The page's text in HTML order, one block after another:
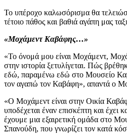
Το υπέροχο καλωσόρισμα θα
τέτοιο πάθος και βαθιά αγάπη μας
«Μοχάμεντ Καβάφης…»
«Το όνομά μου είναι Μοχάμεντ,
στην ιστορία ξετυλίγεται. Πώς
εδώ, παραμένω εδώ στο Μουσείο
τον αγαπώ τον Καβάφη», απαντά ο
«Ο Μοχάμεντ είναι στην Οικία
υποδέχεται έναν επισκέπτη και έχει
έχουμε μια εξαιρετική ομάδα στο
Σπανούδη, που γνωρίζει τον κατά